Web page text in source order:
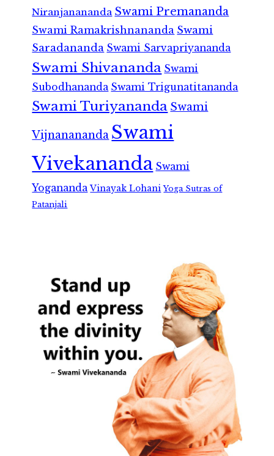
Niranjanananda Swami Premananda
Swami Ramakrishnananda Swami
Saradananda Swami Sarvapriyananda
Swami Shivananda Swami
Subodhananda Swami Trigunatitananda
Swami Turiyananda Swami
Vijnanananda Swami
Vivekananda Swami
Yogananda Vinayak Lohani Yoga Sutras of
Patanjali